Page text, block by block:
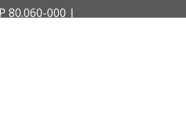
80.060-000 |